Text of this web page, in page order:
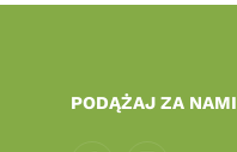
PODĄŻAJ ZA NAMI